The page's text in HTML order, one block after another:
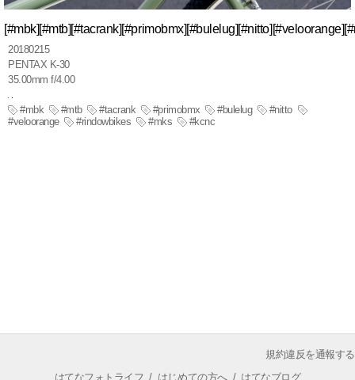
20180215
PENTAX K-30
35.00mm f/4.00
#mbk #mtb #tacrank #primobmx #bulelug
#nitto
#veloorange
#rindowbikes #mks #kcnc
規約違反を通報する
はてなフォトライフ / はじめての方へ/ はてなブログ